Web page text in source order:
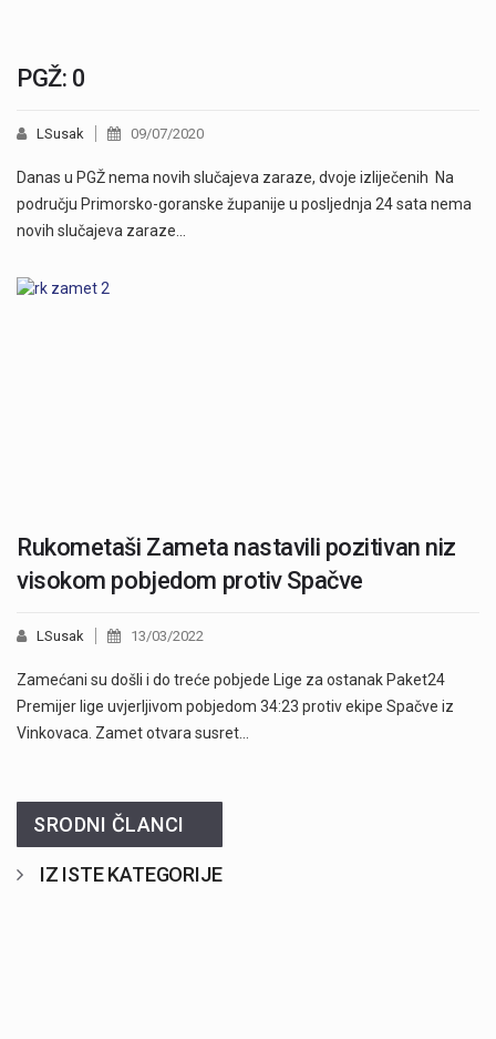
PGŽ: 0
LSusak 09/07/2020
Danas u PGŽ nema novih slučajeva zaraze, dvoje izliječenih Na
području Primorsko-goranske županije u posljednja 24 sata nema
novih slučajeva zaraze…
Rukometaši Zameta nastavili pozitivan niz
visokom pobjedom protiv Spačve
LSusak 13/03/2022
Zamećani su došli i do treće pobjede Lige za ostanak Paket24
Premijer lige uvjerljivom pobjedom 34:23 protiv ekipe Spačve iz
Vinkovaca. Zamet otvara susret…
SRODNI ČLANCI
IZ ISTE KATEGORIJE